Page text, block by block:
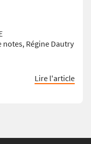
notes, Régine Dautry
Lire l'article